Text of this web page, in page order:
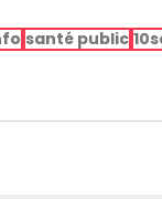
santé public